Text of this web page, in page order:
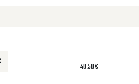
40,50€